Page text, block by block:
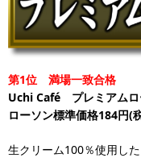
第1位 満場一致合格
Uchi Café プレミアムロ
ローソン標準価格184円(
生クリーム100％使用し